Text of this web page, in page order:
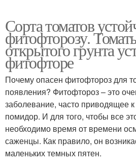
Сорта томатов
фитофторозу.
открытого грунта
фитофторе
Почему опасен фитофтороз для
появления? Фитофтороз – это
заболевание, часто приводящее к
помидор. И для того, чтобы все
необходимо время от времени
саженцы. Как правило, он
маленьких темных пятен.